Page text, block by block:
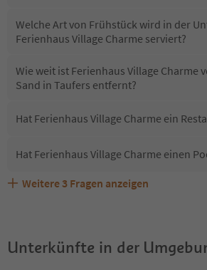
Welche Art von Frühstück wird in der
Ferienhaus Village Charme serviert?
Wie weit ist Ferienhaus Village Charme
Sand in Taufers entfernt?
Hat Ferienhaus Village Charme ein
Hat Ferienhaus Village Charme einen
Sind Haustiere in der Unterkunft
Welche Services bietet Ferienhaus
Erhalten die Gäste von Ferienhaus Village
Weitere 3 Fragen anzeigen
Unterkünfte in der